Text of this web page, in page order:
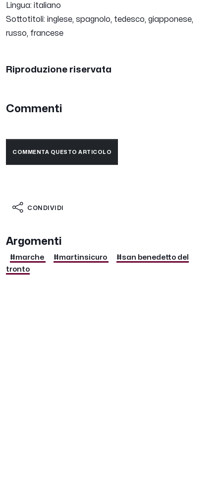
Lingua: italiano
Sottotitoli: inglese, spagnolo, tedesco, giapponese,
russo, francese
Riproduzione riservata
Commenti
COMMENTA QUESTO ARTICOLO
CONDIVIDI
Argomenti
#marche #martinsicuro
#san benedetto del
tronto